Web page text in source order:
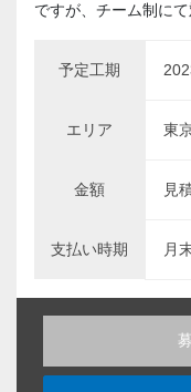
ですが、チーム制にて
予定工期
エリア 東
金額 見
支払い時期 月